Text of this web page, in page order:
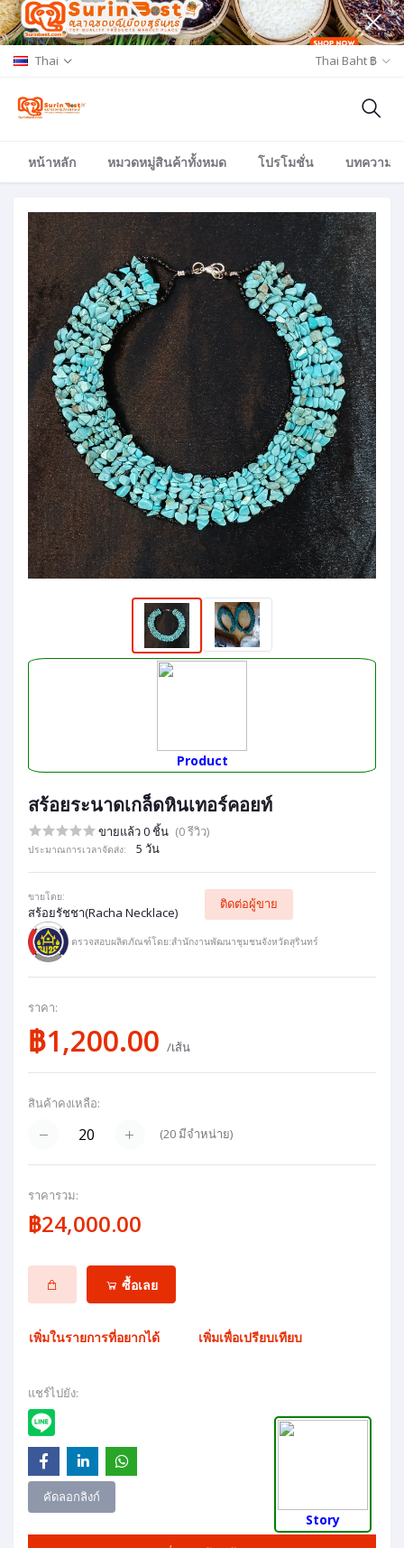
Thai Thai Baht ฿
หน้าหลัก หมวดหมู่สินค้าทั้งหมด โปรโมชั่น บทความ/
Product
สร้อยระนาดเกล็ดหินเทอร์คอยท์
ขายแล้ว 0 ชิ้น (0 รีวิว)
ประมาณการเวลาจัดส่ง: 5 วัน
ขายโดย:
สร้อยรัชชา(Racha Necklace)
ติดต่อผู้ขาย
ตรวจสอบผลิตภัณฑ์โดย:สำนักงานพัฒนาชุมชนจังหวัดสุรินทร์
ราคา:
฿1,200.00 /เส้น
สินค้าคงเหลือ:
(20มีจำหน่าย)
ราคารวม:
฿24,000.00
ซื้อเลย
เพิ่มในรายการที่อยากได้ เพิ่มเพื่อเปรียบเทียบ
แชร์ไปยัง:
คัดลอกลิงก์
Story